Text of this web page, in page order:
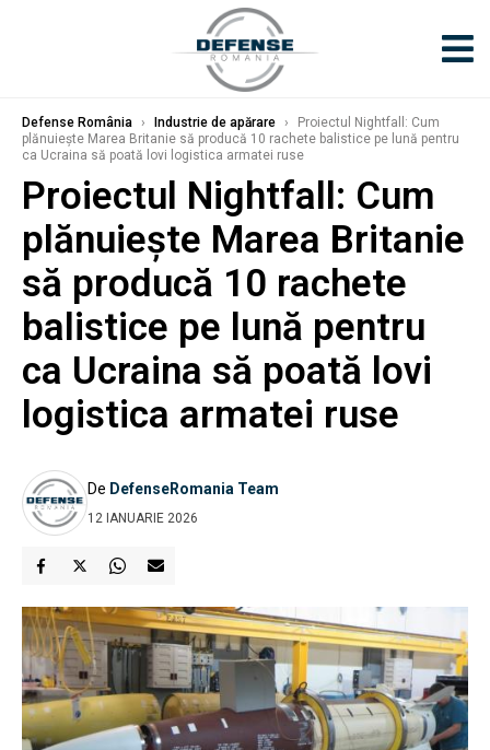
Defense România › Industrie de apărare ›
Proiectul Nightfall: Cum
plănuiește Marea Britanie să producă 10 rachete balistice pe lună pentru
ca Ucraina să poată lovi logistica armatei ruse
Proiectul Nightfall: Cum
plănuiește Marea Britanie
să producă 10 rachete
balistice pe lună pentru
ca Ucraina să poată lovi
logistica armatei ruse
De DefenseRomania Team
12 IANUARIE 2026